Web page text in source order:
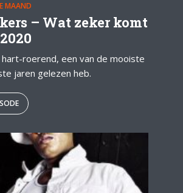
MAAND
– Wat zeker komt
hart-roerend, een van de mooiste
jaren gelezen heb.